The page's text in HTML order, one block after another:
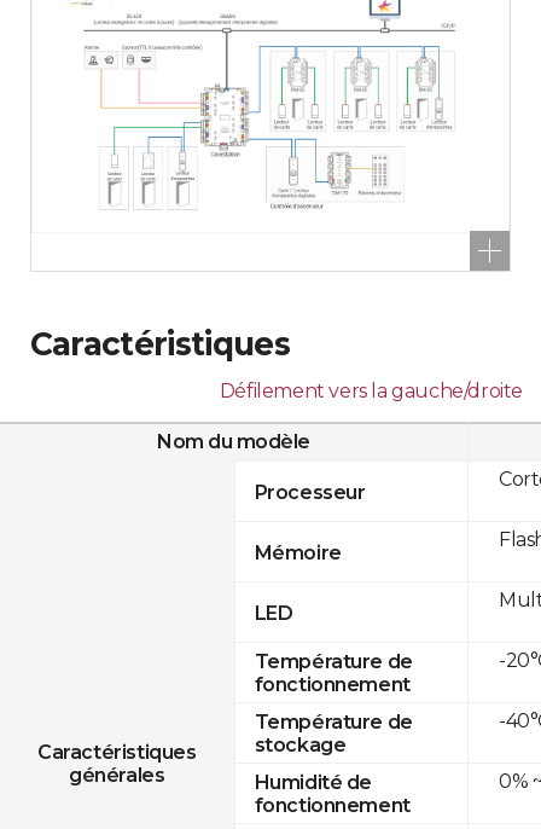
Caractéristiques
Défilement vers la gauche/droite
Nom du modèle
Caractéristiques
générales
Processeur
Mémoire
LED
Température de
fonctionnement
Température de
stockage
Humidité de
fonctionnement
-
-
0%